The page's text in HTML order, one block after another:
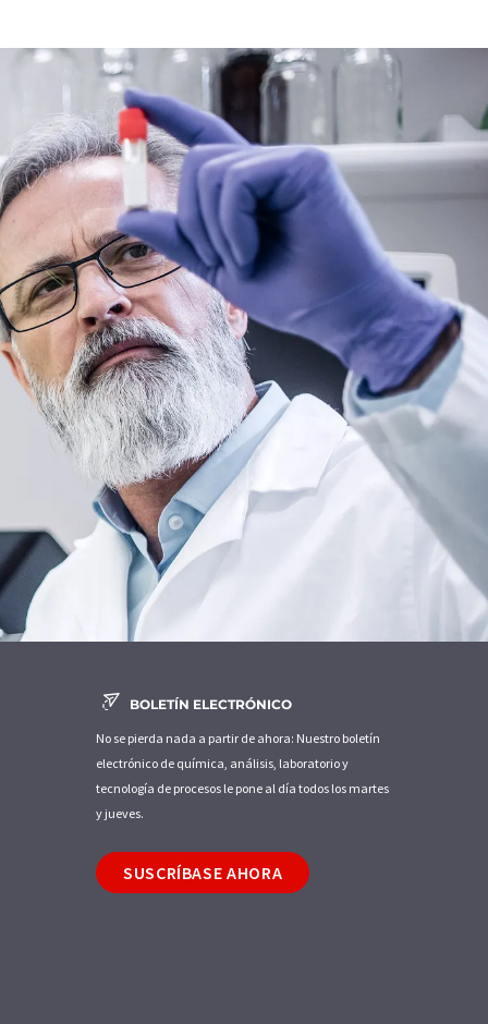
BOLETÍN ELECTRÓNICO
No se pierda nada a partir de ahora: Nuestro boletín
electrónico de química, análisis, laboratorio y
tecnología de procesos le pone al día todos los martes
y jueves.
SUSCRÍBASE AHORA